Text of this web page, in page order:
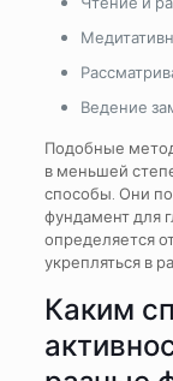
Ведение
Подобные
в меньшей
способы. Они
фундамент для
определяется
укрепляться в
Каким